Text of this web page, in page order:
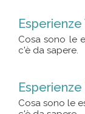
Cosa sono le
c'è da sapere.
Esperienze
Cosa sono le